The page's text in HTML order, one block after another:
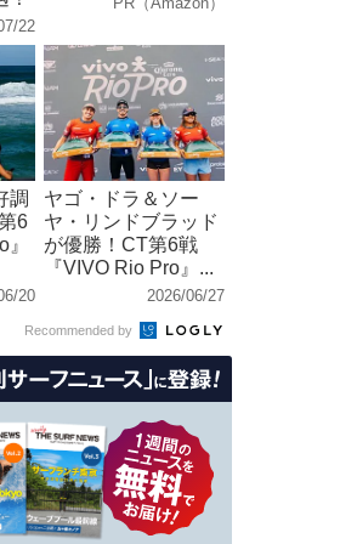
22
調
6
20
ヤゴ・ドラ＆ソー
ヤ・リンドブラッド
が優勝！CT第6戦
『VIVO Rio Pro』...
2026/06/27
Recommended by